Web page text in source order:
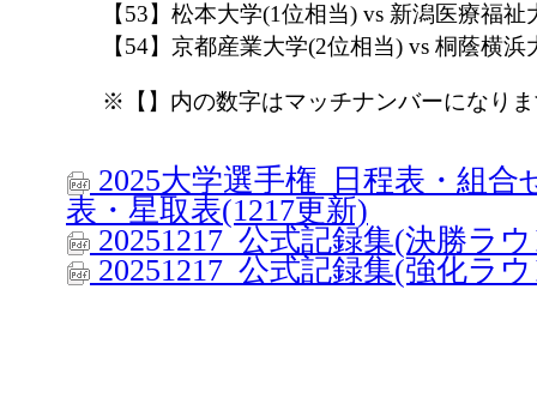
【53】松本大学(1位相当) vs 新潟医療福
【54】京都産業大学(2位相当) vs 桐蔭横浜
※【】内の数字はマッチナンバーになり
2025大学選手権_日程表・組
表・星取表(1217更新)
20251217_公式記録集(決勝ラ
20251217_公式記録集(強化ラ